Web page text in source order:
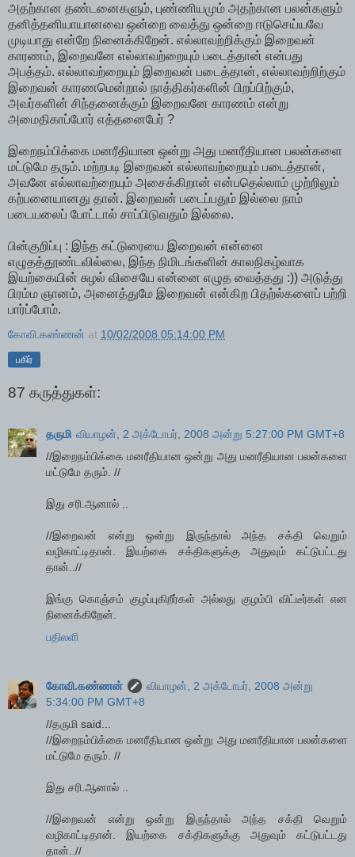
அதற்கான தண்டனைகளும், புண்ணியமும் அதற்கான பலன்களும்
தனித்தனியாயானவை ஒன்றை வைத்து ஒன்றை ஈடுசெய்யவே
முடியாது என்றே நினைக்கிறேன். எல்லாவற்றிக்கும் இறைவன்
காரணம், இறைவனே எல்லாவற்றையும் படைத்தான் என்பது
அபத்தம். எல்லாவற்றையும் இறைவன் படைத்தான், எல்லாவற்றிற்கும்
இறைவன் காரணமென்றால் நாத்திகர்களின் பிறப்பிற்கும்,
அவர்களின் சிந்தனைக்கும் இறைவனே காரணம் என்று
அமைதிகாப்போர் எத்தனைபேர் ?
இறைநம்பிக்கை மனரீதியான ஒன்று அது மனரீதியான பலன்களை
மட்டுமே தரும். மற்றபடி இறைவன் எல்லாவற்றையும் படைத்தான்,
அவனே எல்லாவற்றையும் அசைக்கிறான் என்பதெல்லாம் முற்றிலும்
கற்பனையானது தான். இறைவன் படைப்பதும் இல்லை நாம்
படையலைப் போட்டால் சாப்பிடுவதும் இல்லை.
பின்குறிப்பு : இந்த கட்டுரையை இறைவன் என்னை
எழுதத்தூண்டவில்லை, இந்த நிமிடங்களின் காலநிகழ்வாக
இயற்கையின் சுழல் விசையே என்னை எழுத வைத்தது :)) அடுத்து
பிரம்ம ஞானம், அனைத்துமே இறைவன் என்கிற பிதற்ல்களைப் பற்றி
பார்ப்போம்.
கோவி.கண்ணன் at 10/02/2008 05:14:00 PM
பகிர்
87 கருத்துகள்:
தருமி வியாழன், 2 அக்டோபர், 2008 அன்று 5:27:00 PM GMT+8
//இறைநம்பிக்கை மனரீதியான ஒன்று அது மனரீதியான பலன்களை
மட்டுமே தரும். //
இது சரி.ஆனால் ..
//இறைவன் என்று ஒன்று இருந்தால் அந்த சக்தி வெறும்
வழிகாட்டிதான். இயற்கை சக்திகளுக்கு அதுவும் கட்டுபட்டது
தான்..//
இங்கு கொஞ்சம் குழப்புகிறீர்கள் அல்லது குழம்பி விட்டீர்கள் என
நினைக்கிறேன்.
பதிலளி
கோவி.கண்ணன்
வியாழன், 2 அக்டோபர், 2008 அன்று
5:34:00 PM GMT+8
//தருமி said...
//இறைநம்பிக்கை மனரீதியான ஒன்று அது மனரீதியான பலன்களை
மட்டுமே தரும். //
இது சரி.ஆனால் ..
//இறைவன் என்று ஒன்று இருந்தால் அந்த சக்தி வெறும்
வழிகாட்டிதான். இயற்கை சக்திகளுக்கு அதுவும் கட்டுபட்டது
தான்..//